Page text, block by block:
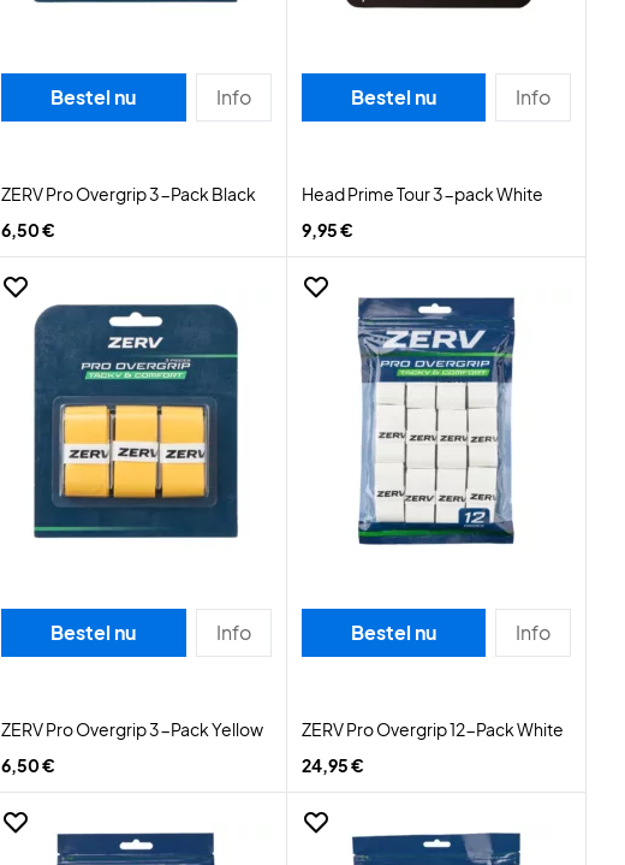
Bestel nu Info
ZERV Pro Overgrip 3-Pack Black
6,50 €
Bestel nu Info
Head Prime Tour 3-pack White
9,95 €
Bestel nu Info
ZERV Pro Overgrip 3-Pack Yellow
6,50 €
Bestel nu Info
ZERV Pro Overgrip 12-Pack White
24,95 €